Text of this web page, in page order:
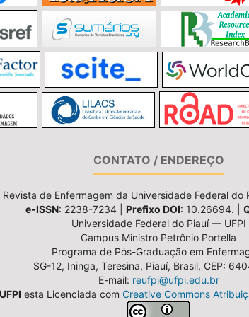
CONTATO / ENDEREÇO
Revista de Enfermagem da Universidade Federal do
e-ISSN: 2238-7234 | Prefixo DOI: 10.26694. |
Universidade Federal do Piauí — UFPI
Campus Ministro Petrônio Portella
Programa de Pós-Graduação em
SG-12, Ininga, Teresina, Piauí, Brasil, CEP:
E-mail: reufpi@ufpi.edu.br
esta Licenciada com Creative Commons